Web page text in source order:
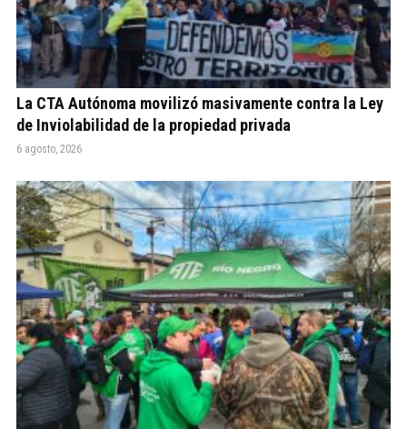
La CTA Autónoma movilizó masivamente contra la Ley
de Inviolabilidad de la propiedad privada
6 agosto, 2026